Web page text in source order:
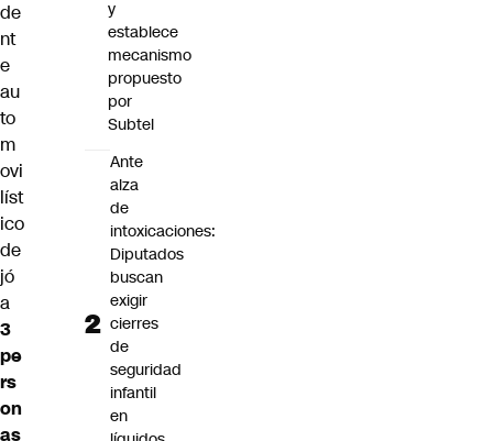
de
nt
e
au
to
m
ovi
líst
ico
de
jó
a
3
pe
rs
on
as
y
establece
mecanismo
propuesto
por
Subtel
Ante
alza
de
intoxicaciones:
Diputados
buscan
exigir
cierres
de
seguridad
infantil
en